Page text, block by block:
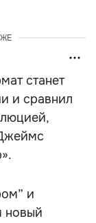
станет
и сравнил
и
новый